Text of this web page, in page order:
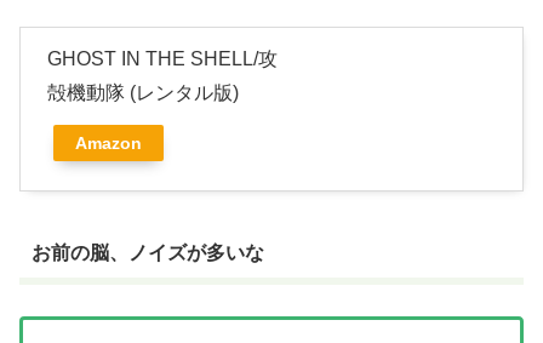
GHOST IN THE SHELL/攻
殻機動隊 (レンタル版)
Amazon
お前の脳、ノイズが多いな